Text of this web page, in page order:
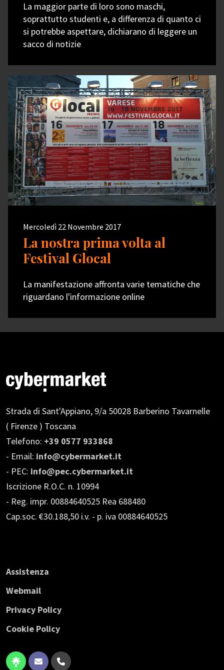
La maggior parte di loro sono maschi,
soprattutto studenti e, a differenza di quanto ci
si potrebbe aspettare, dichiarano di leggere un
sacco di notizie
Mercoledì 22 Novembre 2017
La nostra prima volta al
Festival Glocal
La manifestazione affronta varie tematiche che
riguardano l'informazione online
Strada di Sant'Appiano, 9/a 50028 Barberino Tavarnelle
( Firenze ) Toscana
Telefono: +39 0577 933868
- Email: info@cybermarket.it
- PEC: info@pec.cybermarket.it
Iscrizione R.O.C. n. 10994
- Reg. impr. 00884640525 Rea 688480
Cap.soc. €30.188,50 i.v. - p. iva 00884640525
Assistenza
Webmail
Privacy Policy
Cookie Policy